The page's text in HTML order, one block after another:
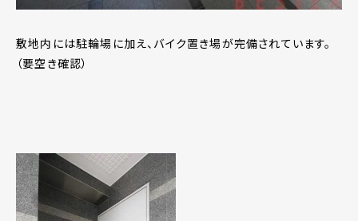
敷地内には駐輪場に加え、バイク置き場が完備されています。
（要空き確認）